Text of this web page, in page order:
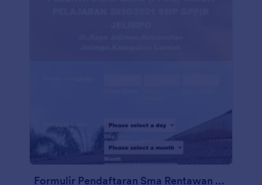
Formulir Pendaftaran Sma Rentawan Jelimpo/Smp Gppik Jelimpo